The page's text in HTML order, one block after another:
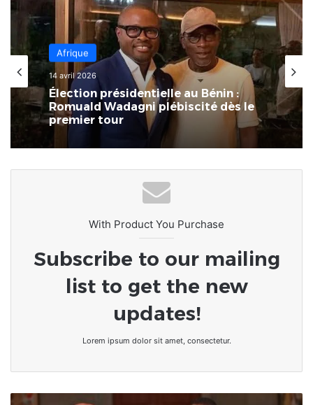
Afrique
14 avril 2026
Élection présidentielle au Bénin :
Romuald Wadagni plébiscité dès le
premier tour
With Product You Purchase
Subscribe to our mailing
list to get the new
updates!
Lorem ipsum dolor sit amet, consectetur.
Togo/Avant